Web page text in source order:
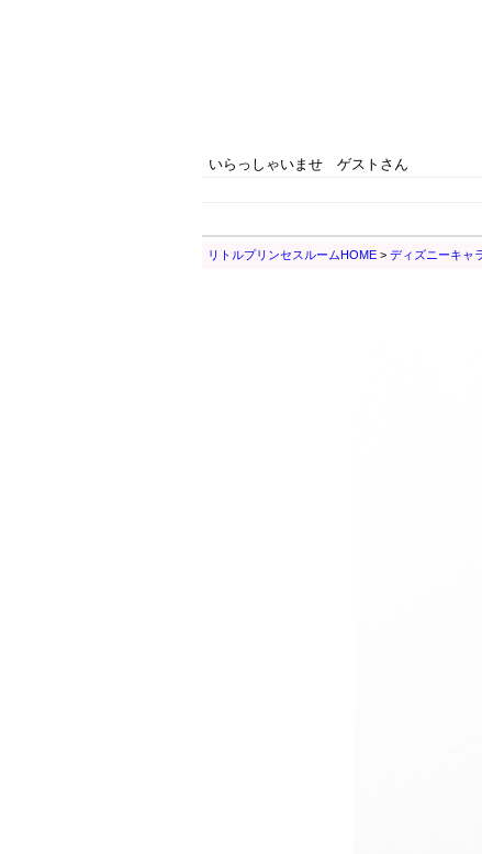
いらっしゃいませ ゲストさん
リトルプリンセスルームHOME > ディズニーキャ